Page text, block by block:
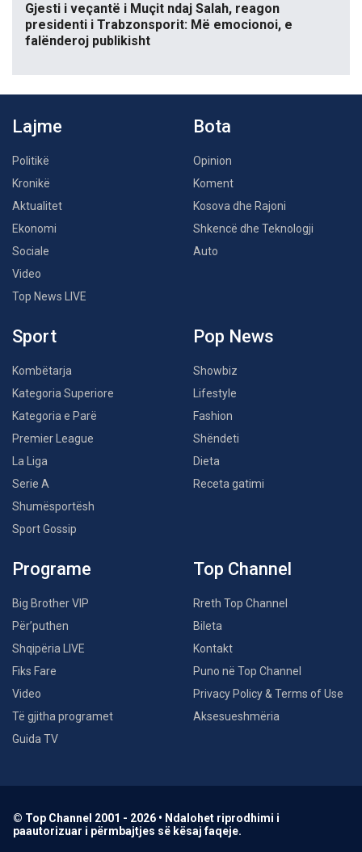
Gjesti i veçantë i Muçit ndaj Salah, reagon
presidenti i Trabzonsporit: Më emocionoi, e
falënderoj publikisht
Lajme
Politikë
Kronikë
Aktualitet
Ekonomi
Sociale
Video
Top News LIVE
Bota
Opinion
Koment
Kosova dhe Rajoni
Shkencë dhe Teknologji
Auto
Sport
Kombëtarja
Kategoria Superiore
Kategoria e Parë
Premier League
La Liga
Serie A
Shumësportësh
Sport Gossip
Pop News
Showbiz
Lifestyle
Fashion
Shëndeti
Dieta
Receta gatimi
Programe
Big Brother VIP
Për’puthen
Shqipëria LIVE
Fiks Fare
Video
Të gjitha programet
Guida TV
Top Channel
Rreth Top Channel
Bileta
Kontakt
Puno në Top Channel
Privacy Policy & Terms of Use
Aksesueshmëria
© Top Channel 2001 - 2026 • Ndalohet riprodhimi i
paautorizuar i përmbajtjes së kësaj faqeje.